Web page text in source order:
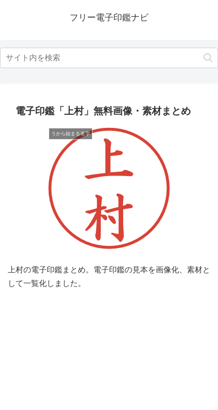
フリー電子印鑑ナビ
電子印鑑「上村」無料画像・素材まとめ
うから始まる名字
上村の電子印鑑まとめ。電子印鑑の見本を画像化、素材と
して一覧化しました。